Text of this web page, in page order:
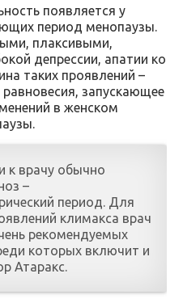
появляется у
период менопаузы.
плаксивыми,
депрессии, апатии ко
таких проявлений –
запускающее
в женском
к врачу обычно
–
период. Для
климакса врач
рекомендуемых
которых включит и
Атаракс.